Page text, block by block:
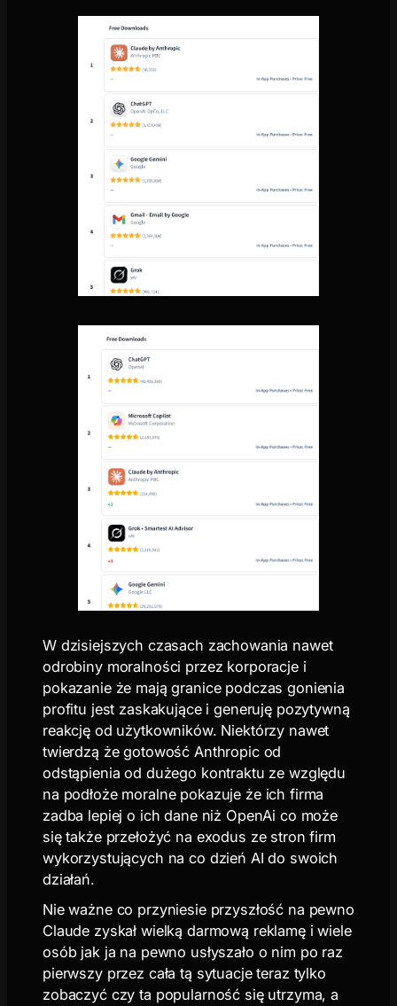
W dzisiejszych czasach zachowania nawet
odrobiny moralności przez korporacje i
pokazanie że mają granice podczas gonienia
profitu jest zaskakujące i generuję pozytywną
reakcję od użytkowników. Niektórzy nawet
twierdzą że gotowość Anthropic od
odstąpienia od dużego kontraktu ze względu
na podłoże moralne pokazuje że ich firma
zadba lepiej o ich dane niż OpenAi co może
się także przełożyć na exodus ze stron firm
wykorzystujących na co dzień AI do swoich
działań.
Nie ważne co przyniesie przyszłość na pewno
Claude zyskał wielką darmową reklamę i wiele
osób jak ja na pewno usłyszało o nim po raz
pierwszy przez cała tą sytuacje teraz tylko
zobaczyć czy ta popularność się utrzyma, a